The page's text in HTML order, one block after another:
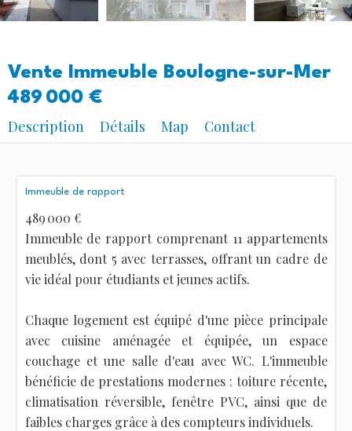
Vente Immeuble Boulogne-sur-Mer
489 000 €
Description
Détails Map Contact
Immeuble de rapport
489 000 €
Immeuble de rapport comprenant 11 appartements
meublés, dont 5 avec terrasses, offrant un cadre de
vie idéal pour étudiants et jeunes actifs.
Chaque logement est équipé d'une pièce principale
avec cuisine aménagée et équipée, un espace
couchage et une salle d'eau avec WC. L'immeuble
bénéficie de prestations modernes : toiture récente,
climatisation réversible, fenêtre PVC, ainsi que de
faibles charges grâce à des compteurs individuels.